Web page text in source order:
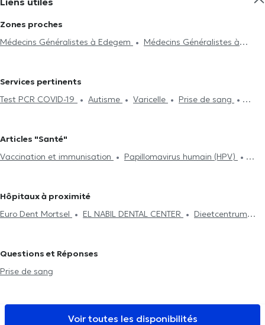
Zones proches
Médecins Généralistes à Edegem
Médecins Généralistes à
Services pertinents
Test PCR COVID-19
Autisme Varicelle
Prise de sang
Examen d'assurance vie
Traitement des allergies
Séance de mésothérapie
Test
Traitement du diabète
Articles "Santé"
Vaccination et immunisation
Papillomavirus humain (HPV)
mésothérapie
Psychothérapie
Hôpitaux à proximité
Euro Dent Mortsel
EL NABIL DENTAL CENTER
Dieetcentrum
Lazeo Antwerpen
De Kinesisten
DentUrgent Antwerpen Centrum
DentUrgent Mechelen
Questions et Réponses
Prise de sang
Voir toutes les disponibilités